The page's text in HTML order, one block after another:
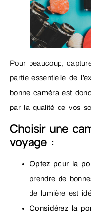
Pour beaucoup,
partie essentielle de
bonne caméra est
par la qualité de vos
Choisir une
voyage :
Optez pour la
prendre de
de lumière est
Considérez la